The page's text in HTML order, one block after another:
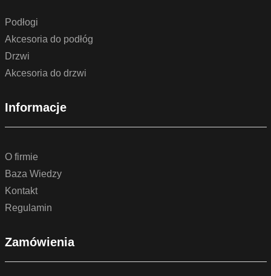
Podłogi
Akcesoria do podłóg
Drzwi
Akcesoria do drzwi
Informacje
O firmie
Baza Wiedzy
Kontakt
Regulamin
Zamówienia